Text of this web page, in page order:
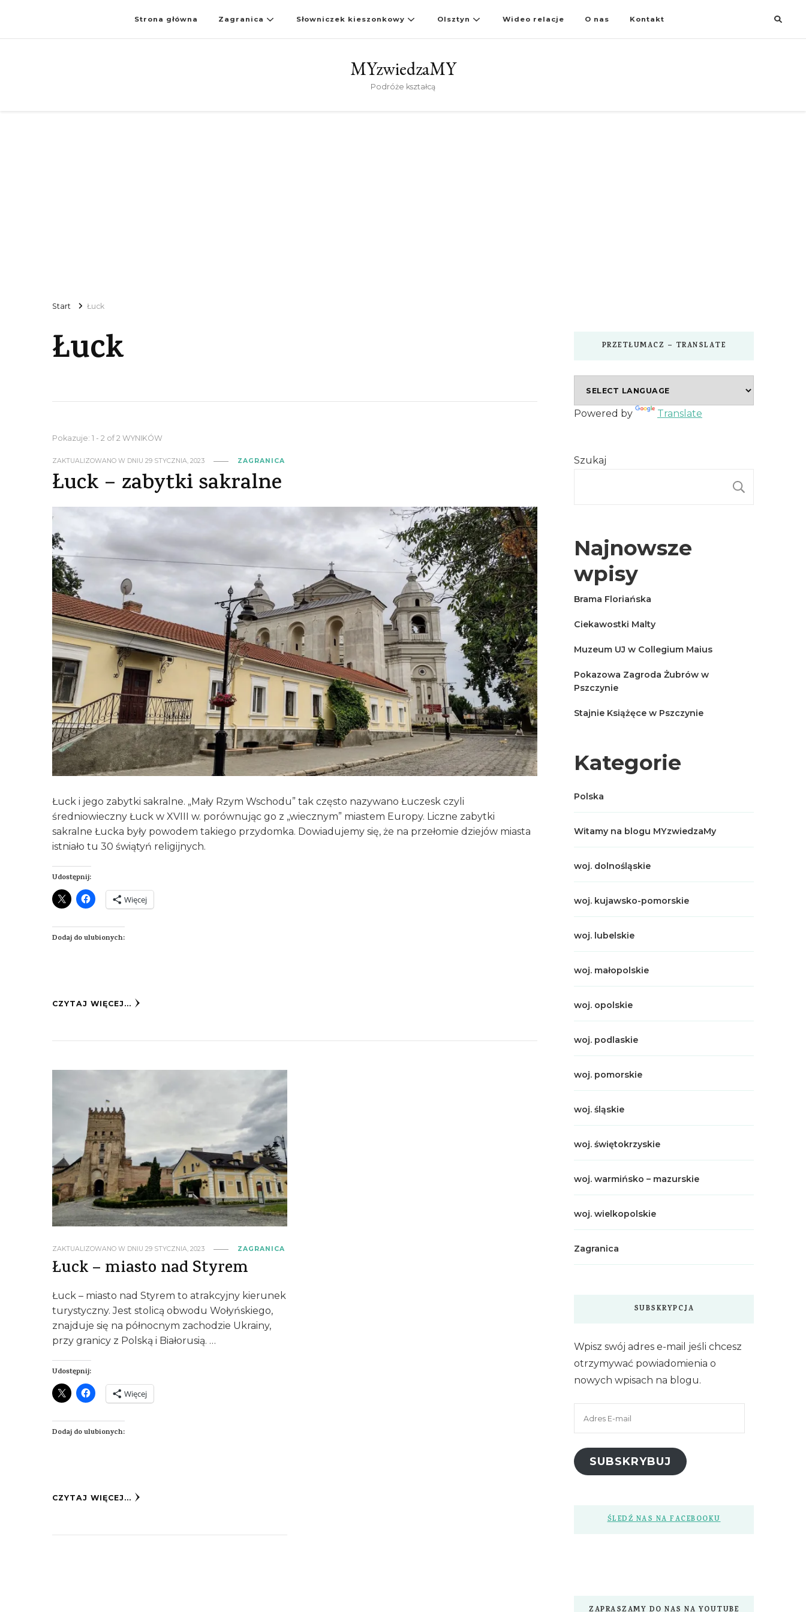
Strona główna Zagranica Słowniczek kieszonkowy Olsztyn Wideo relacje O nas Kontakt
MYzwiedzaMY
Podróże kształcą
Start Łuck
Łuck
Pokazuje: 1 - 2 of 2 WYNIKÓW
ZAKTUALIZOWANO W DNIU29 STYCZNIA, 2023 ZAGRANICA
Łuck – zabytki sakralne
Łuck i jego zabytki sakralne. „Mały Rzym Wschodu” tak często nazywano Łuczesk czyli
średniowieczny Łuck w XVIII w. porównując go z „wiecznym” miastem Europy. Liczne zabytki
sakralne Łucka były powodem takiego przydomka. Dowiadujemy się, że na przełomie dziejów miasta
istniało tu 30 świątyń religijnych.
Udostępnij:
Więcej
Dodaj do ulubionych:
CZYTAJ WIĘCEJ...
ZAKTUALIZOWANO W DNIU29 STYCZNIA, 2023 ZAGRANICA
Łuck – miasto nad Styrem
Łuck – miasto nad Styrem to atrakcyjny kierunek
turystyczny. Jest stolicą obwodu Wołyńskiego,
znajduje się na północnym zachodzie Ukrainy,
przy granicy z Polską i Białorusią. …
Udostępnij:
Więcej
Dodaj do ulubionych:
CZYTAJ WIĘCEJ...
PRZETŁUMACZ – TRANSLATE
Powered by Translate
Szukaj
Najnowsze
wpisy
Brama Floriańska
Ciekawostki Malty
Muzeum UJ w Collegium Maius
Pokazowa Zagroda Żubrów w
Pszczynie
Stajnie Książęce w Pszczynie
Kategorie
Polska
Witamy na blogu MYzwiedzaMy
woj. dolnośląskie
woj. kujawsko-pomorskie
woj. lubelskie
woj. małopolskie
woj. opolskie
woj. podlaskie
woj. pomorskie
woj. śląskie
woj. świętokrzyskie
woj. warmińsko – mazurskie
woj. wielkopolskie
Zagranica
SUBSKRYPCJA
Wpisz swój adres e-mail jeśli chcesz
otrzymywać powiadomienia o
nowych wpisach na blogu.
SUBSKRYBUJ
ŚLEDŹ NAS NA FACEBOOKU